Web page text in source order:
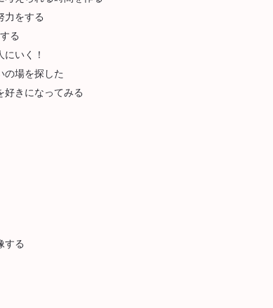
力をする
る
いく！
の場を探した
好きになってみる
する